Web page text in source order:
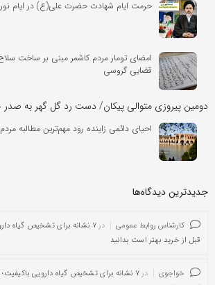
حرمت ایام شهادت حضرت علی(ع) در ایام
امضای تومار مردم کاشمر مبنی بر ساخت
قضایی گروسی
دومین پیروزی متوالی پیکان/ دست رد گل گهر به
احیای دائمی زاینده رود مهم‌ترین مطالبه
جدیدترین دیدگاه‌‌ها
کارشناس روابط عمومی در
۷ نشانه برای تشخیص گیاه
قبل از خرید بهتر است بدانید
خواجوی در
۷ نشانه برای تشخیص گیاه دارویی